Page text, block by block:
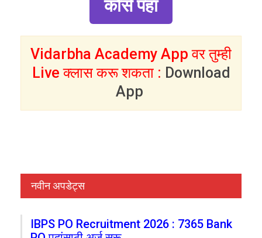
कोर्स पहा
Vidarbha Academy App वर तुम्ही
Live क्लास करू शकता : Download
App
नवीन अपडेट्स
IBPS PO Recruitment 2026 : 7365 Bank